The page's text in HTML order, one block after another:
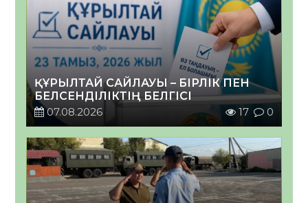
ҚҰРЫЛТАЙ САЙЛАУЫ – БІРЛІК ПЕН
БЕЛСЕНДІЛІКТІҢ БЕЛГІСІ
07.08.2026
17 0